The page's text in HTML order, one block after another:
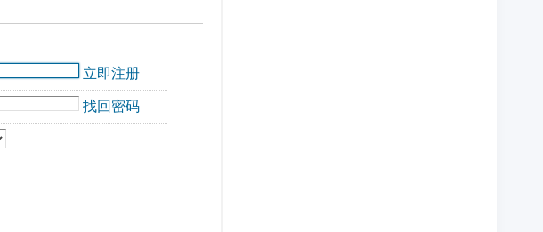
立即注册
找回密码